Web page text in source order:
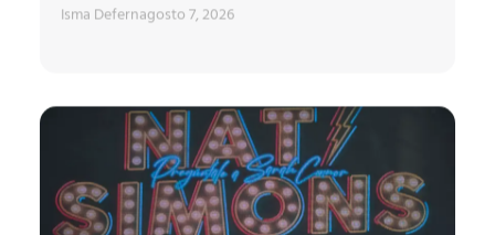
Isma Defernagosto 7, 2026